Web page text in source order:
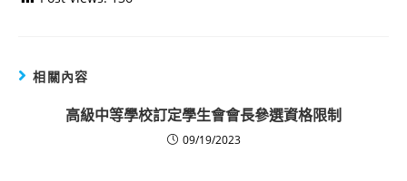
相關內容
高級中等學校訂定學生會會長參選資格限制
09/19/2023